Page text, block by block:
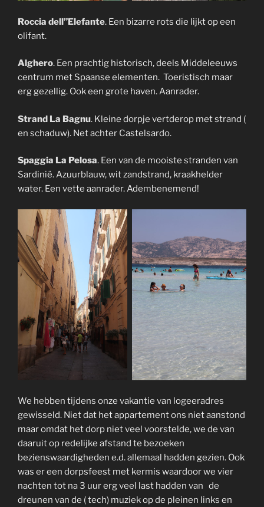
Roccia dell”Elefante. Een bizarre rots die lijkt op een
olifant.
Alghero. Een prachtig historisch, deels Middeleeuws
centrum met Spaanse elementen. Toeristisch maar
erg gezellig. Ook een grote haven. Aanrader.
Strand La Bagnu. Kleine dorpje vertderop met strand (
en schaduw). Net achter Castelsardo.
Spaggia La Pelosa. Een van de mooiste stranden van
Sardinië. Azuurblauw, wit zandstrand, kraakhelder
water. Een vette aanrader. Adembenemend!
We hebben tijdens onze vakantie van logeeradres
gewisseld. Niet dat het appartement ons niet aanstond
maar omdat het dorp niet veel voorstelde, we de van
daaruit op redelijke afstand te bezoeken
bezienswaardigheden e.d. allemaal hadden gezien. Ook
was er een dorpsfeest met kermis waardoor we vier
nachten tot na 3 uur erg veel last hadden van de
dreunen van de ( tech) muziek op de pleinen links en